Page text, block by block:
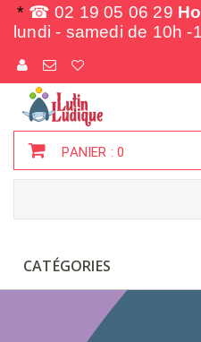
* ☎ 02 19 05 06 29
lundi - samedi de 10h -
PANIER :0
CATÉGORIES